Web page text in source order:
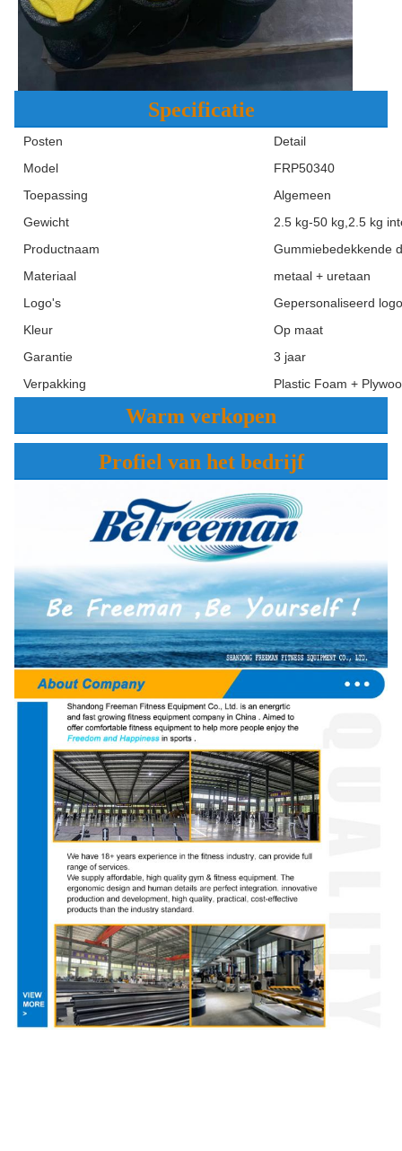
Specificatie
Posten
Detail
Model
FRP50340
Toepassing
Algemeen
Gewicht
2.5 kg-50 kg,2.5 kg
Productnaam
Gummiebedekkende
Materiaal
metaal + uretaan
Logo's
Gepersonaliseerd
Kleur
Op maat
Garantie
3 jaar
Verpakking
Plastic Foam +
Warm verkopen
Profiel van het bedrijf